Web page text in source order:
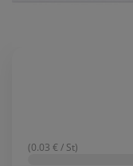
(0.03 € / St)